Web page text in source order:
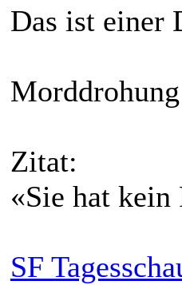
Das ist einer
Zitat:
«Sie hat kein
SF